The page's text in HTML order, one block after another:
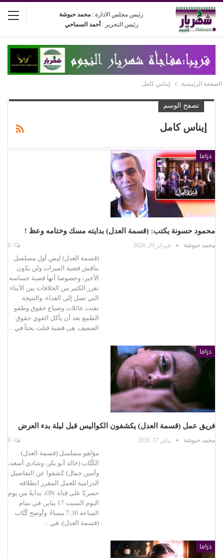
رئيس مجلس الادارة : محمد حبوشة
رئيس التحرير : أحمد السماحي
الصفحة الرئيسية إيناس كامل
تصفح الوسم
إيناس كامل
دراما
محمود حسونة يكتب: (قسمة العدل) بدايته مسك وختامه وعظ !
محمد حبوشة فبراير 20, 2026
(قسمة العدل) ليس أول مسلسل
يناقش قضية الميراث ولن يكون
الأخير، وخصوصا أنها قضية حساسة
تفرز الكثير من الخلافات بين الأبناء
التي تصل إلى العداء، والنتيجة
تفتت عائلات وضياع حقوق وطفو
الطمع بعد أن يأكل القوي حقوق
الضعيف. هى قضية قتلت بحثاً في…
دراما
فريق عمل (قسمة العدل) يكشفون الكواليس قبل ليلة بدء العرض
محمد حبوشة يناير 17, 2026
مؤلفو مسلسل (قسمة العدل)
الكُتّاب (خالد أبو بكر، وشادي أسعد،
وأمين جمال) كشفوا عن التفاصيل
الدرامية للعمل المقرر انطلاقه
حصريًا على قناة ON، بدايةً من يوم
اليوم السبت 17 يناير، في تمام
الساعة 7:30 مساءً. وأوضح كُتّاب
(قسمة العدل)، في…
دراما